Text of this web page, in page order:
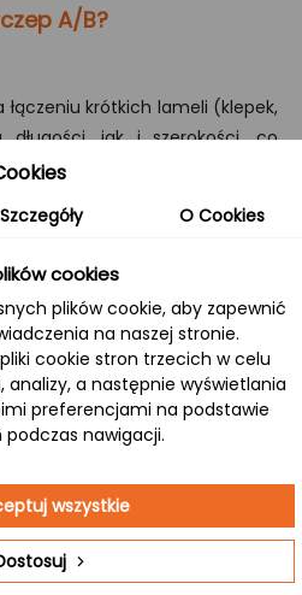
A/B?
krótkich lameli (klepek,
jak i szerokości, co
stabilność oraz wysoką
prezentuje powierzchnię
eksponuje naturalne sęki,
przebarwienia.
do tworzenia przyjaznej
naturalna faktura drewna
swobodnym rozmowom.
Szczegóły O Cookies
cookies
plików cookie, aby zapewnić
na naszej stronie.
cookie stron trzecich w celu
analizy, a następnie wyświetlania
preferencjami na podstawie
nawigacji.
wszystkie